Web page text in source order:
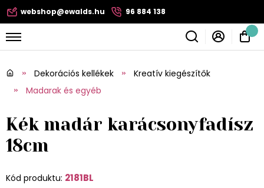
webshop@ewalds.hu 96 884 138
Dekorációs kellékek
Kreatív kiegészítők
Madarak és egyéb
Kék madár karácsonyfadísz
18cm
Kód produktu: 2181BL